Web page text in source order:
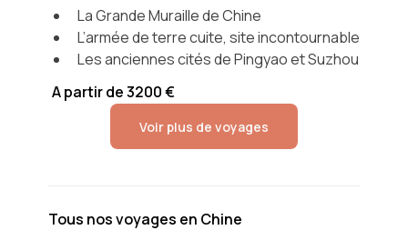
La Grande Muraille de Chine
L’armée de terre cuite, site incontournable
Les anciennes cités de Pingyao et Suzhou
A partir de 3200 €
Voir plus de voyages
Tous nos voyages en Chine